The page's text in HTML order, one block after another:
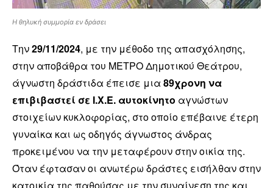
Η θηλυκή συμμορία εν δράσει
Την29/11/2024, με την μέθοδο της απασχόλησης,
στην αποβάθρα του ΜΕΤΡΟ Δημοτικού Θεάτρου,
άγνωστη δράστιδα έπεισε μια 89χρονη να
επιβιβαστεί σε Ι.Χ.Ε. αυτοκίνητο αγνώστων
στοιχείων κυκλοφορίας, στο οποίο επέβαινε έτερη
γυναίκα και ως οδηγός άγνωστος άνδρας
προκειμένου να την μεταφέρουν στην οικία της.
Όταν έφτασαν οι ανωτέρω δράστες εισήλθαν στην